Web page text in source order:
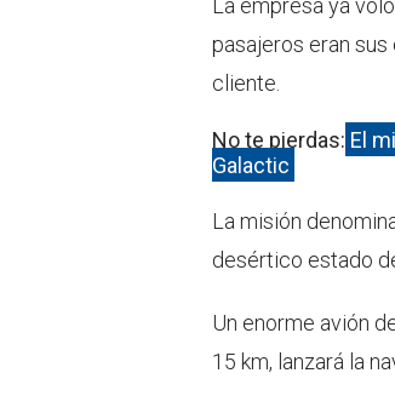
pasajeros eran
cliente.
No te pierdas: El
Galactic
La misión
desértico estado
Un enorme avión
15 km, lanzará la